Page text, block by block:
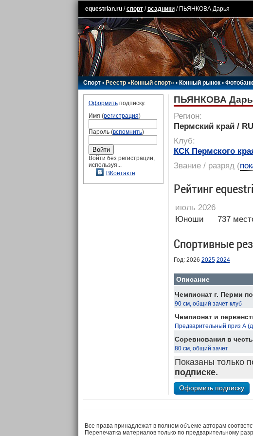
equestrian.ru/спорт/всадники/ ПЬЯНКОВА Дарья
Спорт•Реестр «Конный спорт»•Конный рынок•Фотобанк
Оформитьподписку.
Имя (регистрация)
Пароль (вспомнить)
Войти без регистрации,
используя...
ВКонтакте
ПЬЯНКОВА
Регион:
Пермский край /
Клуб:
КСК Пермского
Звание / разряд(
Рейтинг
июль 2026
Юноши
737
Спортивные
Год: 2026 2025 2024
Описание
Чемпионат г. Перми
90 см, общий зачет клуб
Чемпионат и
Предварительный приз А
Соревнования в
80 см, общий зачет
Показаны только
подписке.
Все права принадлежат в полном объеме авторам
Перепечатка материалов только по предварительному